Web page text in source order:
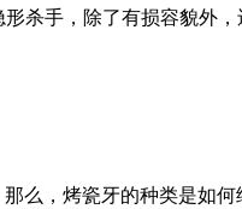
形杀手，除了有损容貌外
么，烤瓷牙的种类是如